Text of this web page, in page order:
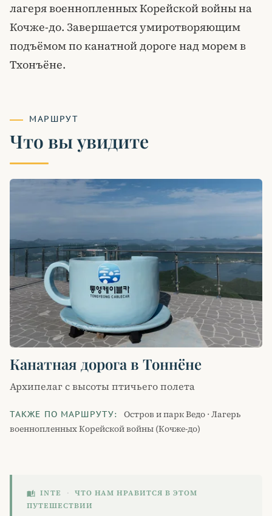
лагеря военнопленных Корейской войны на
Кочже-до. Завершается умиротворяющим
подъёмом по канатной дороге над морем в
Тхонъёне.
МАРШРУТ
Что вы увидите
Канатная дорога в Тоннёне
Архипелаг с высоты птичьего полета
ТАКЖЕ ПО МАРШРУТУ:
Остров и парк Ведо · Лагерь
военнопленных Корейской войны (Кочже-до)
auto_stories INTE ·
ЧТО НАМ НРАВИТСЯ В ЭТОМ
ПУТЕШЕСТВИИ